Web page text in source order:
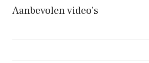
Aanbevolen video’s